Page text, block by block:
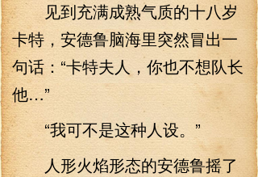
见到充满成熟气质的十八岁
卡特，安德鲁脑海里突然冒出一
句话：“卡特夫人，你也不想队长
他…”
“我可不是这种人设。”
人形火焰形态的安德鲁摇了